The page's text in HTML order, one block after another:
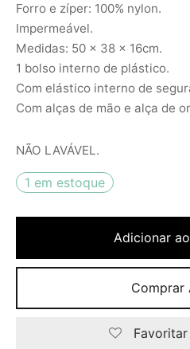
Forro e zíper: 100% nylon.
Impermeável.
Medidas: 50 x 38 x 16cm.
1 bolso interno de plástico.
Com elástico interno de
Com alças de mão e alça de
NÃO LAVÁVEL.
1 em estoque
Adicionar
Comprar